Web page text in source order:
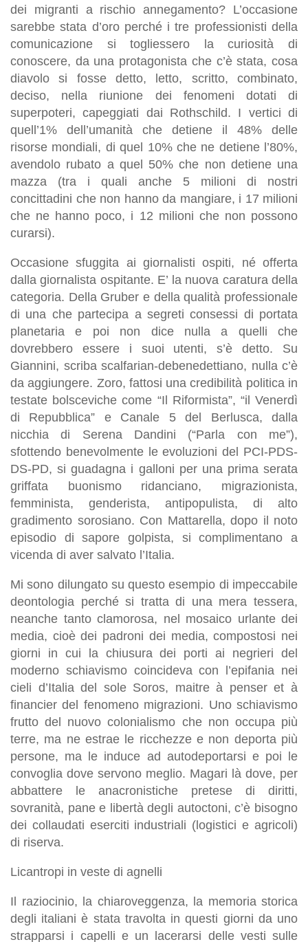
dei migranti a rischio annegamento? L’occasione
sarebbe stata d’oro perché i tre professionisti della
comunicazione si togliessero la curiosità di
conoscere, da una protagonista che c’è stata, cosa
diavolo si fosse detto, letto, scritto, combinato,
deciso, nella riunione dei fenomeni dotati di
superpoteri, capeggiati dai Rothschild. I vertici di
quell’1% dell’umanità che detiene il 48% delle
risorse mondiali, di quel 10% che ne detiene l’80%,
avendolo rubato a quel 50% che non detiene una
mazza (tra i quali anche 5 milioni di nostri
concittadini che non hanno da mangiare, i 17 milioni
che ne hanno poco, i 12 milioni che non possono
curarsi).
Occasione sfuggita ai giornalisti ospiti, né offerta
dalla giornalista ospitante. E’ la nuova caratura della
categoria. Della Gruber e della qualità professionale
di una che partecipa a segreti consessi di portata
planetaria e poi non dice nulla a quelli che
dovrebbero essere i suoi utenti, s’è detto. Su
Giannini, scriba scalfarian-debenedettiano, nulla c’è
da aggiungere. Zoro, fattosi una credibilità politica in
testate bolsceviche come “Il Riformista”, “il Venerdì
di Repubblica” e Canale 5 del Berlusca, dalla
nicchia di Serena Dandini (“Parla con me”),
sfottendo benevolmente le evoluzioni del PCI-PDS-
DS-PD, si guadagna i galloni per una prima serata
griffata buonismo ridanciano, migrazionista,
femminista, genderista, antipopulista, di alto
gradimento sorosiano. Con Mattarella, dopo il noto
episodio di sapore golpista, si complimentano a
vicenda di aver salvato l’Italia.
Mi sono dilungato su questo esempio di impeccabile
deontologia perché si tratta di una mera tessera,
neanche tanto clamorosa, nel mosaico urlante dei
media, cioè dei padroni dei media, compostosi nei
giorni in cui la chiusura dei porti ai negrieri del
moderno schiavismo coincideva con l’epifania nei
cieli d’Italia del sole Soros, maitre à penser et à
financier del fenomeno migrazioni. Uno schiavismo
frutto del nuovo colonialismo che non occupa più
terre, ma ne estrae le ricchezze e non deporta più
persone, ma le induce ad autodeportarsi e poi le
convoglia dove servono meglio. Magari là dove, per
abbattere le anacronistiche pretese di diritti,
sovranità, pane e libertà degli autoctoni, c’è bisogno
dei collaudati eserciti industriali (logistici e agricoli)
di riserva.
Licantropi in veste di agnelli
Il raziocinio, la chiaroveggenza, la memoria storica
degli italiani è stata travolta in questi giorni da uno
strapparsi i capelli e un lacerarsi delle vesti sulle